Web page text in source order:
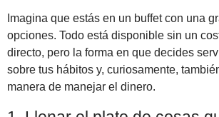
Imagina que estás en un buffet con una
opciones. Todo está disponible sin un
directo, pero la forma en que decides
sobre tus hábitos y, curiosamente,
manera de manejar el dinero.